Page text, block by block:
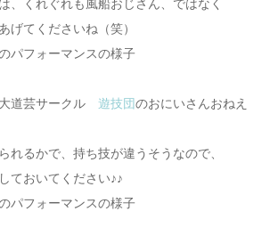
、くれぐれも風船おじさん、ではなく
げてくださいね（笑）
パフォーマンスの様子
道芸サークル 遊技団のおにいさんおねえ
れるかで、持ち技が違うそうなので、
ておいてください♪♪
パフォーマンスの様子